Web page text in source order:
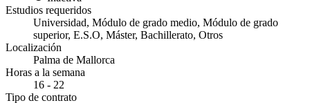
Estudios requeridos
Universidad, Módulo de grado medio, Módulo de grado
superior, E.S.O, Máster, Bachillerato, Otros
Localización
Palma de Mallorca
Horas a la semana
16 - 22
Tipo de contrato